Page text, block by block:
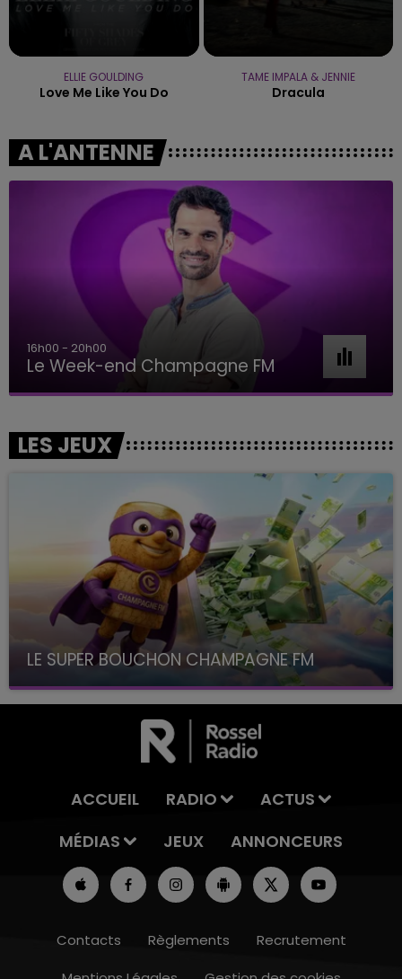
ELLIE GOULDING
Love Me Like You Do
TAME IMPALA & JENNIE
Dracula
A L'ANTENNE
16h00 - 20h00
Le Week-end Champagne FM
LES JEUX
LE SUPER BOUCHON CHAMPAGNE FM
avec La Famille Champagne FM, à 8H10
ACCUEIL RADIO
ACTUS
MÉDIAS
JEUX ANNONCEURS
Contacts Règlements
Recrutement